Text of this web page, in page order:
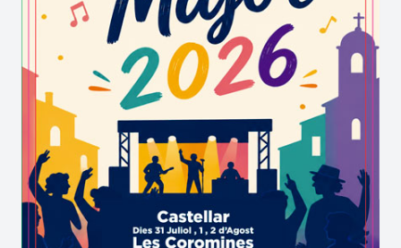
La cultura i la música també hi tindran un paper
destacat, amb
actuacions musicals al bar de la
plaça,
espectacles com el cinema a la fresca,
sardanes a la plaça Major, i el festival Ésdansa,
una cita imprescindible del calendari estiuenc.
Des de l’Ajuntamentus convidem a participar-hi
activament i a fer d’aquest estiu una
experiència per recordar, compartint moments,
somriures i bon ambient als espais del nostre
poble.